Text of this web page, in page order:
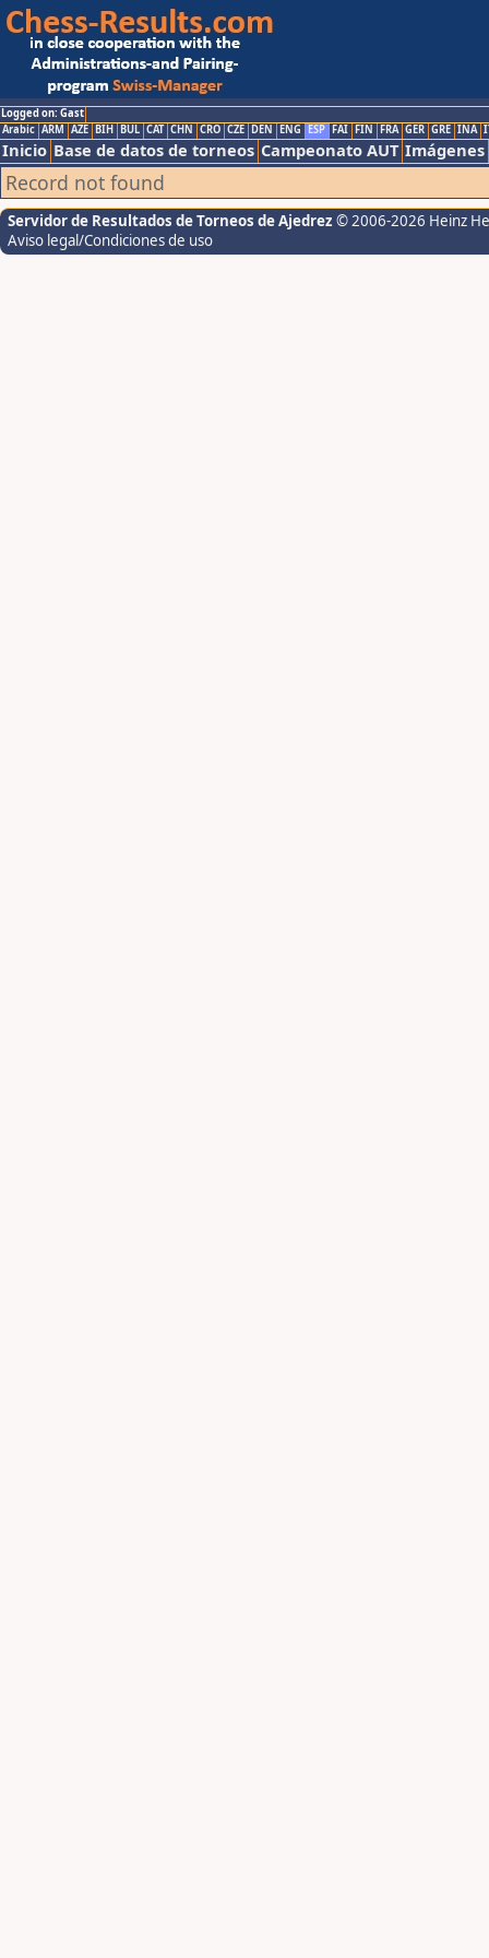
Logged on: Gast
Arabic ARM AZE BIH BUL CAT CHN CRO CZE DEN ENG ESP FAI FIN FRA GER GRE INA
Inicio Base de datos de torneos Campeonato AUT Imágenes
Record not found
Servidor de Resultados de Torneos de Ajedrez © 2006-2026 Heinz
Aviso legal/Condiciones de uso